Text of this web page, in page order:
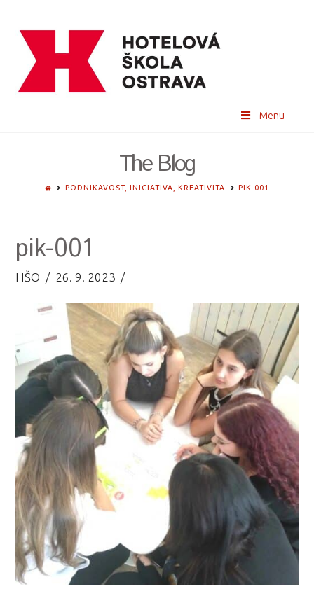
Menu
The Blog
HOMEPODNIKAVOST, INICIATIVA, KREATIVITA PIK-001
pik-001
HŠO 26. 9. 2023